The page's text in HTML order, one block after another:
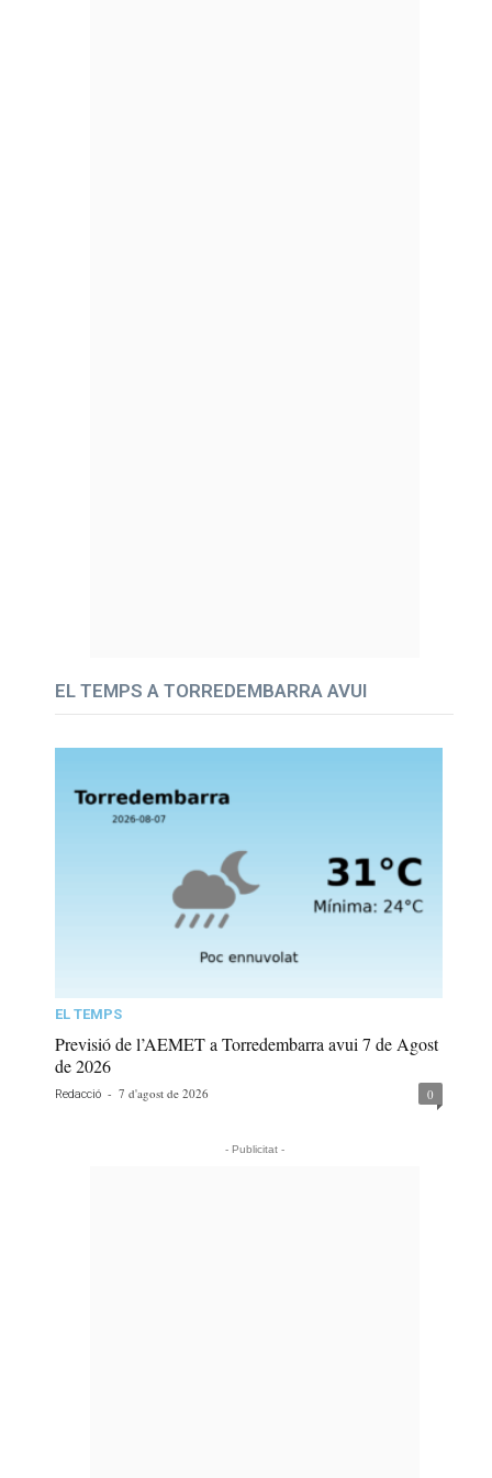
EL TEMPS A TORREDEMBARRA AVUI
EL TEMPS
Previsió de l’AEMET a Torredembarra avui 7 de Agost
de 2026
Redacció - 7 d'agost de 2026 0
- Publicitat -